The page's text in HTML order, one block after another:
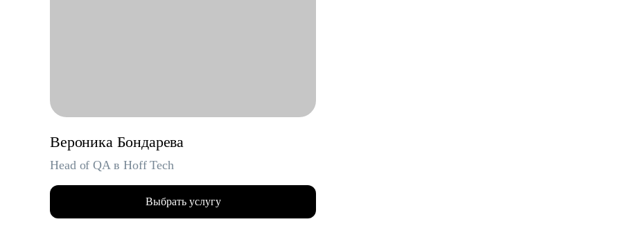
Вероника Бондарева
Head of QA в Hoff Tech
Выбрать услугу